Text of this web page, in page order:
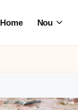
Home Nou